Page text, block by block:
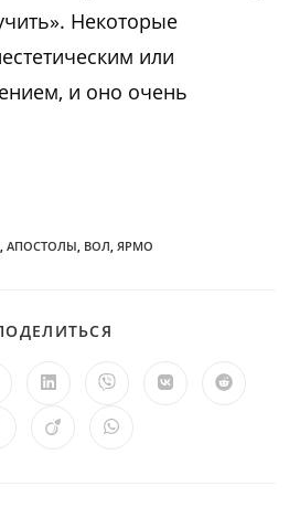
Некоторые
или
и оно очень
АПОСТОЛЫ ВОЛ ЯРМО
Открывается
новом
Открывается
новом
Открывается
ОткрываетсяОткрывается